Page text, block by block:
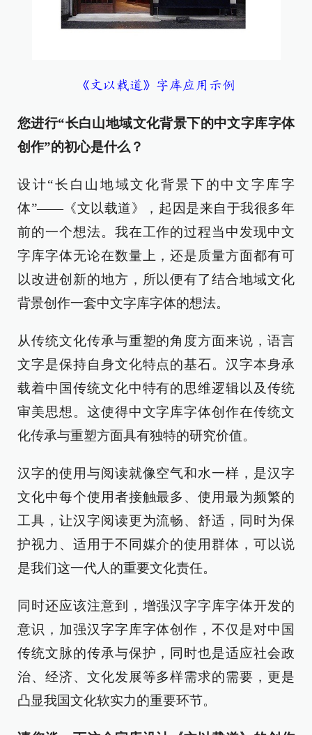
《文以载道》字库应用示例
您进行“长白山地域文化背景下的中文字库字体
创作”的初心是什么？
设计“长白山地域文化背景下的中文字库字
体”——《文以载道》，起因是来自于我很多年
前的一个想法。我在工作的过程当中发现中文
字库字体无论在数量上，还是质量方面都有可
以改进创新的地方，所以便有了结合地域文化
背景创作一套中文字库字体的想法。
从传统文化传承与重塑的角度方面来说，语言
文字是保持自身文化特点的基石。汉字本身承
载着中国传统文化中特有的思维逻辑以及传统
审美思想。这使得中文字库字体创作在传统文
化传承与重塑方面具有独特的研究价值。
汉字的使用与阅读就像空气和水一样，是汉字
文化中每个使用者接触最多、使用最为频繁的
工具，让汉字阅读更为流畅、舒适，同时为保
护视力、适用于不同媒介的使用群体，可以说
是我们这一代人的重要文化责任。
同时还应该注意到，增强汉字字库字体开发的
意识，加强汉字字库字体创作，不仅是对中国
传统文脉的传承与保护，同时也是适应社会政
治、经济、文化发展等多样需求的需要，更是
凸显我国文化软实力的重要环节。